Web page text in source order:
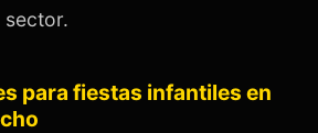
sector.
para fiestas infantiles en